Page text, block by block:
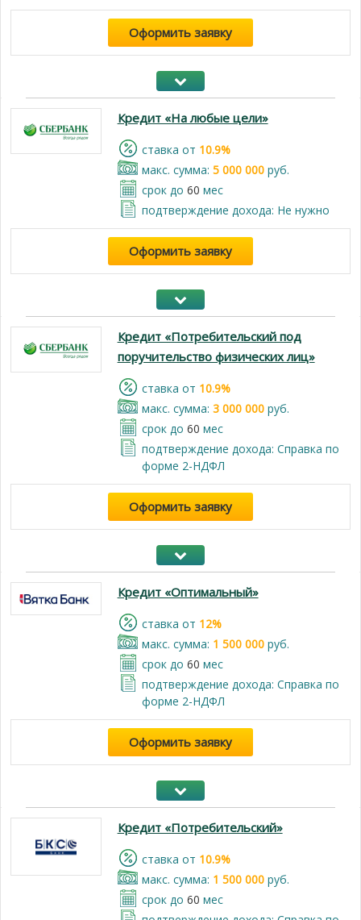
Оформить заявку
Кредит «На любые цели»
cтавка от 10.9%
макс. сумма: 5 000 000руб.
срок до 60 мес
подтверждение дохода: Не нужно
Оформить заявку
Кредит «Потребительский под
поручительство физических лиц»
cтавка от 10.9%
макс. сумма: 3 000 000руб.
срок до 60 мес
подтверждение дохода: Справка по
форме 2-НДФЛ
Оформить заявку
Кредит «Оптимальный»
cтавка от 12%
макс. сумма: 1 500 000руб.
срок до 60 мес
подтверждение дохода: Справка по
форме 2-НДФЛ
Оформить заявку
Кредит «Потребительский»
cтавка от 10.9%
макс. сумма: 1 500 000руб.
срок до 60 мес